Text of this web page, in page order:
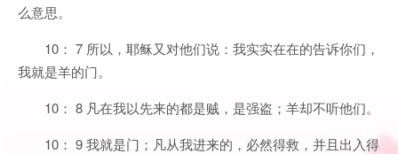
么意思。
10： 7 所以，耶稣又对他们说：我实实在在的告诉你们，
我就是羊的门。
10： 8 凡在我以先来的都是贼，是强盗；羊却不听他们。
10： 9 我就是门；凡从我进来的，必然得救，并且出入得